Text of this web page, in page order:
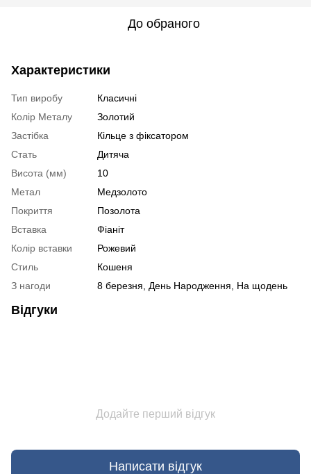
До обраного
Характеристики
Тип виробу
Класичні
Колір Металу
Золотий
Застібка
Кільце з фіксатором
Стать
Дитяча
Висота (мм)
10
Метал
Медзолото
Покриття
Позолота
Вставка
Фіаніт
Колір вставки
Рожевий
Стиль
Кошеня
З нагоди
8 березня, День Народження, На щодень
Відгуки
Додайте перший відгук
Написати відгук